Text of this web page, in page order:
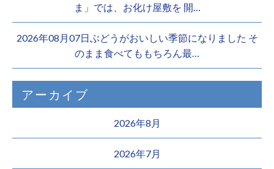
ま」では、お化け屋敷を 開…
2026年08月07日ぶどうがおいしい季節になりました そ
のまま食べてももちろん最…
アーカイブ
2026年8月
2026年7月